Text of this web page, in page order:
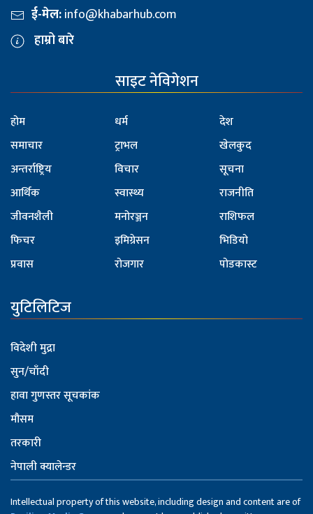
ई-मेल:info@khabarhub.com
हाम्रो बारे
साइट नेविगेशन
होम
समाचार
अन्तर्राष्ट्रिय
आर्थिक
जीवनशैली
फिचर
प्रवास
धर्म
ट्राभल
विचार
स्वास्थ्य
मनोरञ्जन
इमिग्रेसन
रोजगार
देश
खेलकुद
सूचना
राजनीति
राशिफल
भिडियो
पोडकास्ट
युटिलिटिज
विदेशी मुद्रा
सुन/चाँदी
हावा गुणस्तर सूचकांक
मौसम
तरकारी
नेपाली क्यालेन्डर
Intellectual property of this website, including design and content are of